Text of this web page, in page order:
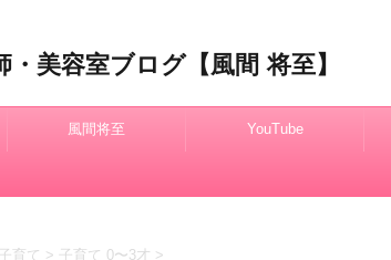
・美容室ブログ【風間 将至】
風間将至 YouTube
育て > 子育て 0〜3才 >